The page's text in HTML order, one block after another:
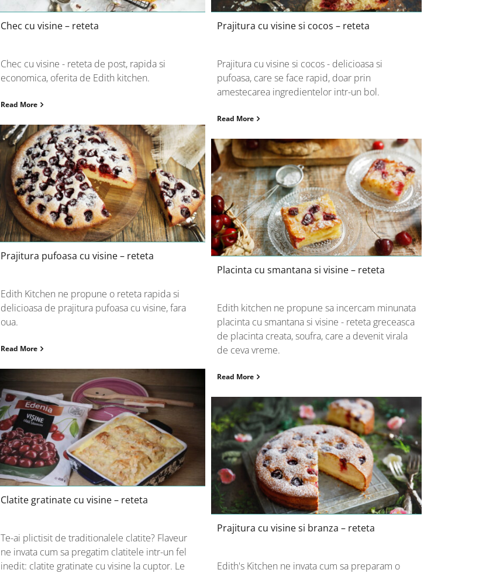
Chec cu visine – reteta
Chec cu visine - reteta de post, rapida si
economica, oferita de Edith kitchen.
Read More
Prajitura cu visine si cocos – reteta
Prajitura cu visine si cocos - delicioasa si
pufoasa, care se face rapid, doar prin
amestecarea ingredientelor intr-un bol.
Read More
Prajitura pufoasa cu visine – reteta
Prajitura pufoasa cu visine – reteta
Edith Kitchen ne propune o reteta rapida si
delicioasa de prajitura pufoasa cu visine, fara
oua.
Read More
Placinta cu smantana si visine –
reteta
Placinta cu smantana si visine – reteta
Edith kitchen ne propune sa incercam minunata
placinta cu smantana si visine - reteta greceasca
de placinta creata, soufra, care a devenit virala
de ceva vreme.
Read More
Clatite gratinate cu visine – reteta
Clatite gratinate cu visine – reteta
Te-ai plictisit de traditionalele clatite? Flaveur
ne invata cum sa pregatim clatitele intr-un fel
inedit: clatite gratinate cu visine la cuptor. Le
Prajitura cu visine si branza –
reteta
Prajitura cu visine si branza – reteta
Edith's Kitchen ne invata cum sa preparam o